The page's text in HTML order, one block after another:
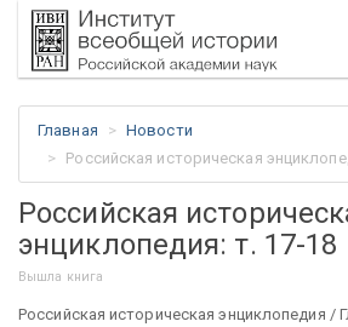
Главная
Новости
Российская историческая
Российская
энциклопедия: т. 17-18
Вышла книга
Российская историческая энциклопедия /